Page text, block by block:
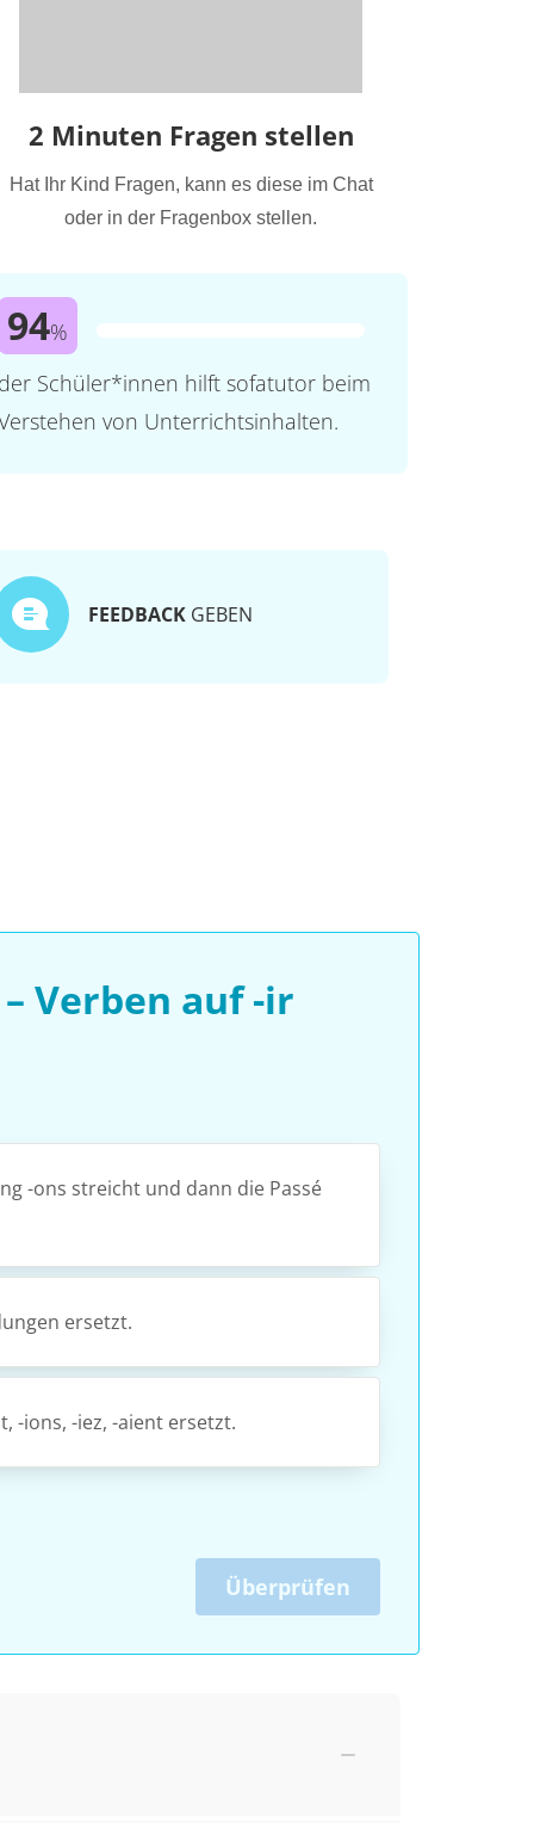
2 Minuten Fragen stellen
Hat Ihr Kind Fragen, kann es diese im Chat
oder in der Fragenbox stellen.
94%
Schüler*innen hilft sofatutor beim
von Unterrichtsinhalten.
FEEDBACK GEBEN
Verben auf -ir
-ons streicht und dann die Passé
ersetzt.
-ions, -iez, -aient ersetzt.
Überprüfen